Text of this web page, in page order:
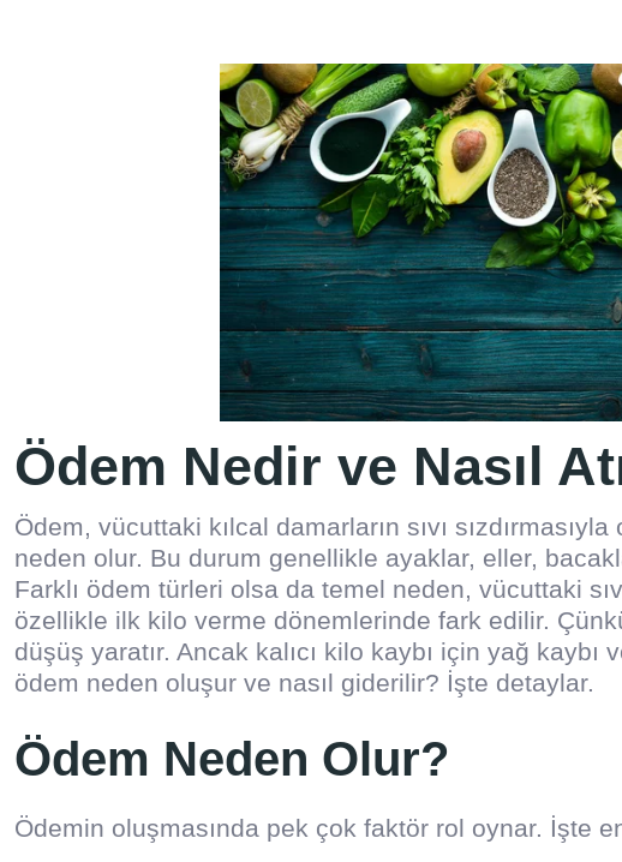
Ödem Nedir ve Nasıl
Ödem, vücuttaki kılcal damarların sıvı
neden olur. Bu durum genellikle ayaklar, eller,
Farklı ödem türleri olsa da temel neden, vücuttaki
özellikle ilk kilo verme dönemlerinde fark edilir.
düşüş yaratır. Ancak kalıcı kilo kaybı için yağ kaybı
ödem neden oluşur ve nasıl giderilir? İşte detaylar.
Ödem Neden Olur?
Ödemin oluşmasında pek çok faktör rol oynar. İşte